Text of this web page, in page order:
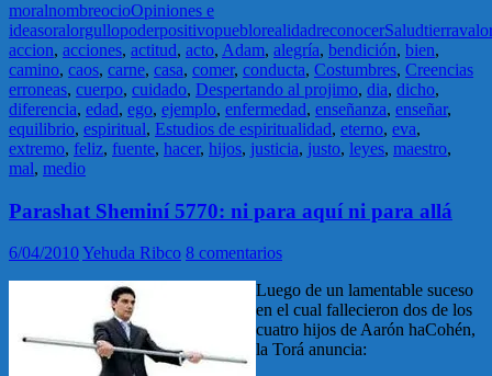
moralnombreocioOpiniones e
ideasoralorgullopoderpositivopueblorealidadreconocerSaludtierra
accion, acciones, actitud, acto, Adam, alegría, bendición, bien,
camino, caos, carne, casa, comer, conducta, Costumbres, Creencias
erroneas, cuerpo, cuidado, Despertando al projimo, dia, dicho,
diferencia, edad, ego, ejemplo, enfermedad, enseñanza, enseñar,
equilibrio, espiritual, Estudios de espiritualidad, eterno, eva,
extremo, feliz, fuente, hacer, hijos, justicia, justo, leyes, maestro,
mal, medio
Parashat Sheminí 5770: ni para aquí ni para allá
6/04/2010Yehuda Ribco 8 comentarios
Luego de un lamentable suceso
en el cual fallecieron dos de los
cuatro hijos de Aarón haCohén,
la Torá anuncia: